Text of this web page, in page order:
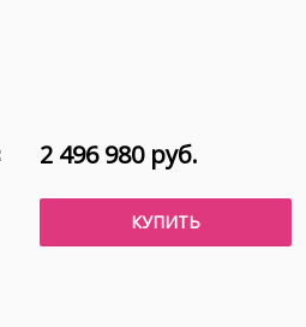
2 496 980 руб.
КУПИТЬ